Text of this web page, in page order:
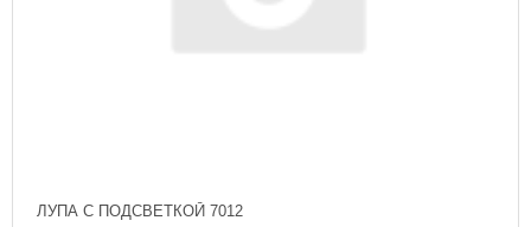
ЛУПА С ПОДСВЕТКОЙ 7012